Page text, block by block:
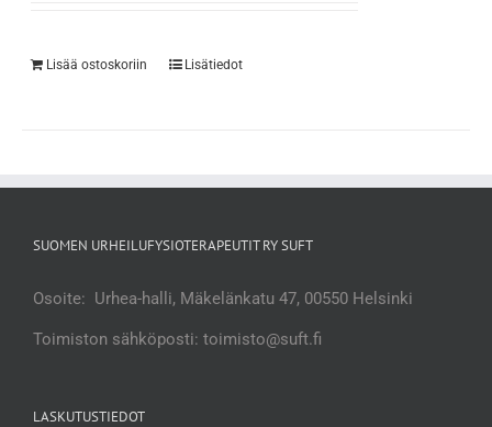
Lisää ostoskoriin Lisätiedot
SUOMEN URHEILUFYSIOTERAPEUTIT RY SUFT
Osoite: Urhea-halli, Mäkelänkatu 47, 00550 Helsinki
Toimiston sähköposti: toimisto@suft.fi
LASKUTUSTIEDOT